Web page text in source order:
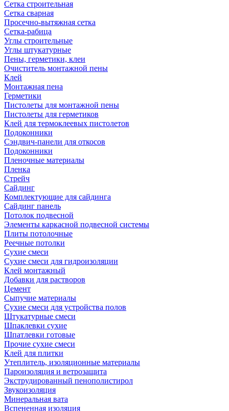
Сетка строительная
Сетка сварная
Просечно-вытяжная сетка
Сетка-рабица
Углы строительные
Углы штукатурные
Пены, герметики, клеи
Очиститель монтажной пены
Клей
Монтажная пена
Герметики
Пистолеты для монтажной пены
Пистолеты для герметиков
Клей для термоклеевых пистолетов
Подоконники
Сэндвич-панели для откосов
Подоконники
Пленочные материалы
Пленка
Стрейч
Сайдинг
Комплектующие для сайдинга
Сайдинг панель
Потолок подвесной
Элементы каркасной подвесной системы
Плиты потолочные
Реечные потолки
Сухие смеси
Сухие смеси для гидроизоляции
Клей монтажный
Добавки для растворов
Цемент
Сыпучие материалы
Сухие смеси для устройства полов
Штукатурные смеси
Шпаклевки сухие
Шпатлевки готовые
Прочие сухие смеси
Клей для плитки
Утеплитель, изоляционные материалы
Пароизоляция и ветрозащита
Экструдированный пенополистирол
Звукоизоляция
Минеральная вата
Вспененная изоляция